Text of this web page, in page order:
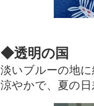
◆透明の国
淡いブルーの地
涼やかで、夏の